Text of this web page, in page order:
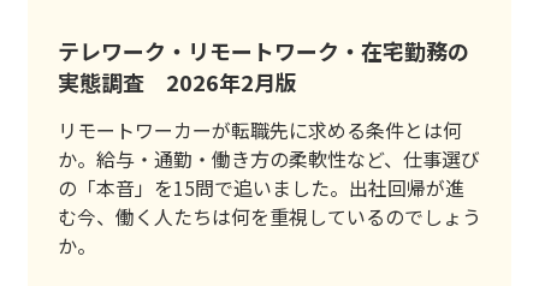
テレワーク・リモートワーク・在宅勤務の
実態調査 2026年2月版
リモートワーカーが転職先に求める条件とは何
か。給与・通勤・働き方の柔軟性など、仕事選び
の「本音」を15問で追いました。出社回帰が進
む今、働く人たちは何を重視しているのでしょう
か。